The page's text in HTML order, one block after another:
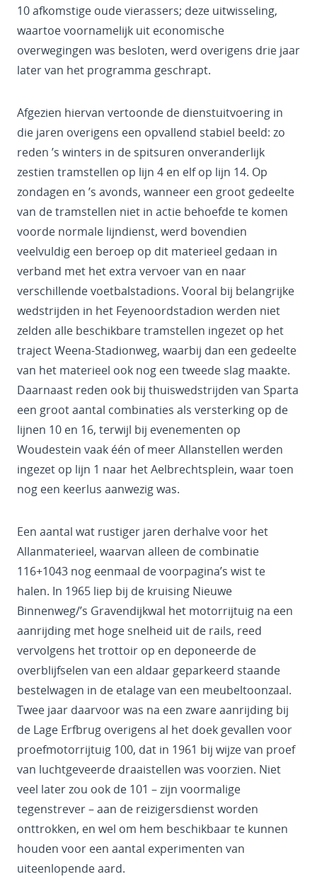
10 afkomstige oude vierassers; deze uitwisseling,
waartoe voornamelijk uit economische
overwegingen was besloten, werd overigens drie jaar
later van het programma geschrapt.
Afgezien hiervan vertoonde de dienstuitvoering in
die jaren overigens een opvallend stabiel beeld: zo
reden ’s winters in de spitsuren onveranderlijk
zestien tramstellen op lijn 4 en elf op lijn 14. Op
zondagen en ’s avonds, wanneer een groot gedeelte
van de tramstellen niet in actie behoefde te komen
voorde normale lijndienst, werd bovendien
veelvuldig een beroep op dit materieel gedaan in
verband met het extra vervoer van en naar
verschillende voetbalstadions. Vooral bij belangrijke
wedstrijden in het Feyenoordstadion werden niet
zelden alle beschikbare tramstellen ingezet op het
traject Weena-Stadionweg, waarbij dan een gedeelte
van het materieel ook nog een tweede slag maakte.
Daarnaast reden ook bij thuiswedstrijden van Sparta
een groot aantal combinaties als versterking op de
lijnen 10 en 16, terwijl bij evenementen op
Woudestein vaak één of meer Allanstellen werden
ingezet op lijn 1 naar het Aelbrechtsplein, waar toen
nog een keerlus aanwezig was.
Een aantal wat rustiger jaren derhalve voor het
Allanmaterieel, waarvan alleen de combinatie
116+1043 nog eenmaal de voorpagina’s wist te
halen. In 1965 liep bij de kruising Nieuwe
Binnenweg/’s Gravendijkwal het motorrijtuig na een
aanrijding met hoge snelheid uit de rails, reed
vervolgens het trottoir op en deponeerde de
overblijfselen van een aldaar geparkeerd staande
bestelwagen in de etalage van een meubeltoonzaal.
Twee jaar daarvoor was na een zware aanrijding bij
de Lage Erfbrug overigens al het doek gevallen voor
proefmotorrijtuig 100, dat in 1961 bij wijze van proef
van luchtgeveerde draaistellen was voorzien. Niet
veel later zou ook de 101 – zijn voormalige
tegenstrever – aan de reizigersdienst worden
onttrokken, en wel om hem beschikbaar te kunnen
houden voor een aantal experimenten van
uiteenlopende aard.